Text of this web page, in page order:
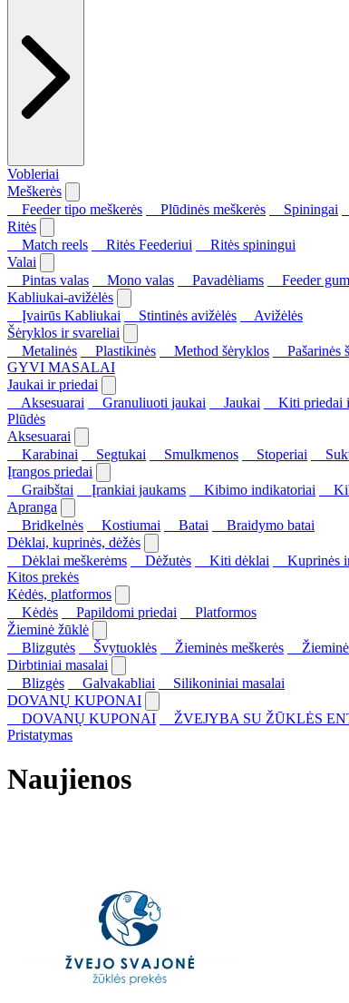
Vobleriai
Meškerės
Feeder tipo meškerės
Plūdinės meškerės Spiningai
Ritės
Match reels
Ritės Feederiui
Ritės spiningui
Valai
Pintas valas
Mono valas Pavadėliams
Feeder
Kabliukai-avižėlės
Įvairūs Kabliukai
Stintinės avižėlės
Avižėlės
Šėryklos ir svareliai
Metalinės
Plastikinės Method šėryklos Pašarinės
GYVI MASALAI
Jaukai ir priedai
Aksesuarai
Granuliuoti jaukai Jaukai Kiti priedai
Plūdės
Aksesuarai
Karabinai
Segtukai Smulkmenos Stoperiai
Įrangos priedai
Graibštai
Įrankiai jaukams Kibimo indikatoriai
Apranga
Bridkelnės
Kostiumai Batai
Braidymo batai
Dėklai, kuprinės, dėžės
Dėklai meškerėms
Dėžutės Kiti dėklai Kuprinės
Kitos prekės
Kėdės, platformos
Kėdės
Papildomi priedai
Platformos
Žieminė žūklė
Blizgutės
Švytuoklės Žieminės meškerės
Dirbtiniai masalai
Blizgės
Galvakabliai
Silikoniniai masalai
DOVANŲ KUPONAI
DOVANŲ KUPONAI
ŽVEJYBA SU ŽŪKLĖS
Pristatymas
Naujienos